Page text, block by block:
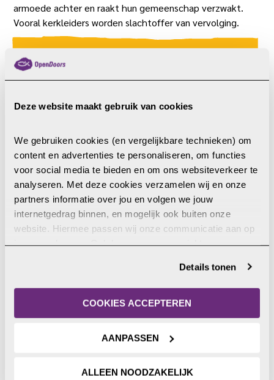
Deze website maakt gebruik van cookies
We gebruiken cookies (en vergelijkbare technieken) om
content en advertenties te personaliseren, om functies
voor social media te bieden en om ons websiteverkeer te
analyseren. Met deze cookies verzamelen wij en onze
partners informatie over jou en volgen we jouw
internetgedrag binnen, en mogelijk ook buiten onze
website. Hiermee passen wij onze communicatie aan op
jouw voorkeuren. Ook kunnen we zo gerichte
internetgedrag. Je kunt je toestemming ook altijd wijzigen
of intrekken. Meer uitleg vind je in onze
privacyverklaring.
Details tonen
COOKIES ACCEPTEREN
AANPASSEN
ALLEEN NOODZAKELIJK
armoede achter en raakt hun gemeenschap verzwakt.
Vooral kerkleiders worden slachtoffer van vervolging.
“Toen Boko Haram aanviel, riepen ze
‘Allahu Akbar’ (Allah is groter). Ze roepen
gevangen, dan krijg je eerst de kans je te
vermoorden ze je.”
Voorganger Mamoud (schuilnaam)
Wat doet Open Doors?
ondersteunt Open Doors de vervolgde kerk in Kameroen
op een aantal manieren, bijvoorbeeld met:
het geven van trainingen.
zodat christenen hun eigen bestaan kunnen